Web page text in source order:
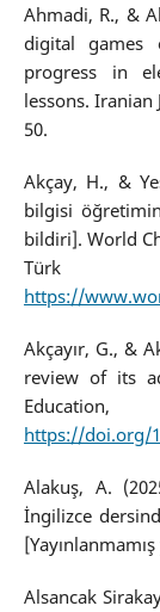
Ahmadi, R., &
digital games
progress in
lessons.
50.
Akçay, H., &
bilgisi
bildiri]. World
Türk
https://
Akçayır, G., &
review of its
https://doi.org/
Alakuş, A.
İngilizce
Alsancak